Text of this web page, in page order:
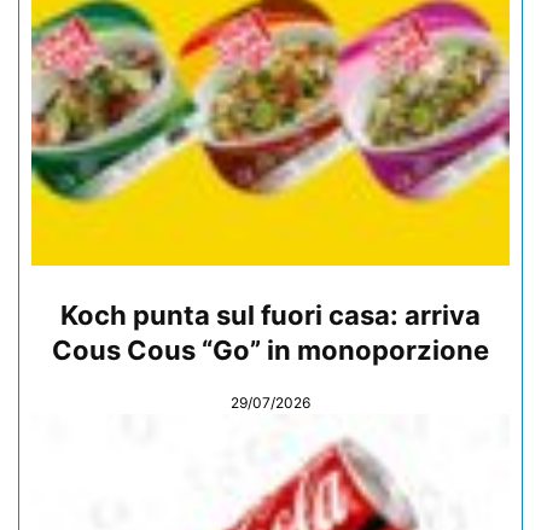
Koch punta sul fuori casa: arriva
Cous Cous “Go” in monoporzione
29/07/2026